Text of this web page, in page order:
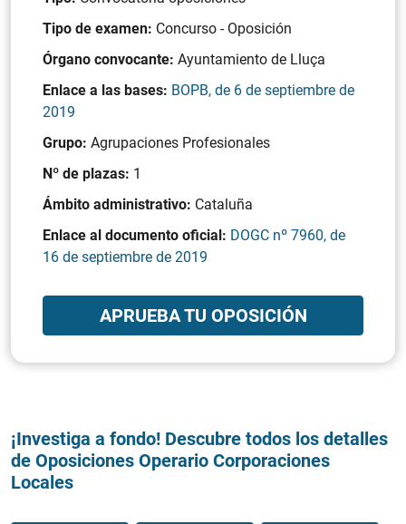
Tipo de examen: Concurso - Oposición
Órgano convocante: Ayuntamiento de Lluça
Enlace a las bases: BOPB, de 6 de septiembre de
2019
Grupo: Agrupaciones Profesionales
Nº de plazas: 1
Ámbito administrativo: Cataluña
Enlace al documento oficial: DOGC nº 7960, de
16 de septiembre de 2019
APRUEBA TU OPOSICIÓN
¡Investiga a fondo! Descubre todos los detalles
de Oposiciones Operario Corporaciones
Locales